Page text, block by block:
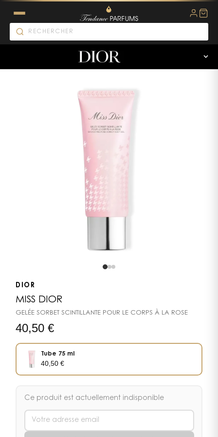
DIOR
MISS DIOR
GELÉE SORBET SCINTILLANTE POUR LE CORPS À LA ROSE
40,50 €
Tube 75 ml
40,50€
Ce produit est actuellement indisponible